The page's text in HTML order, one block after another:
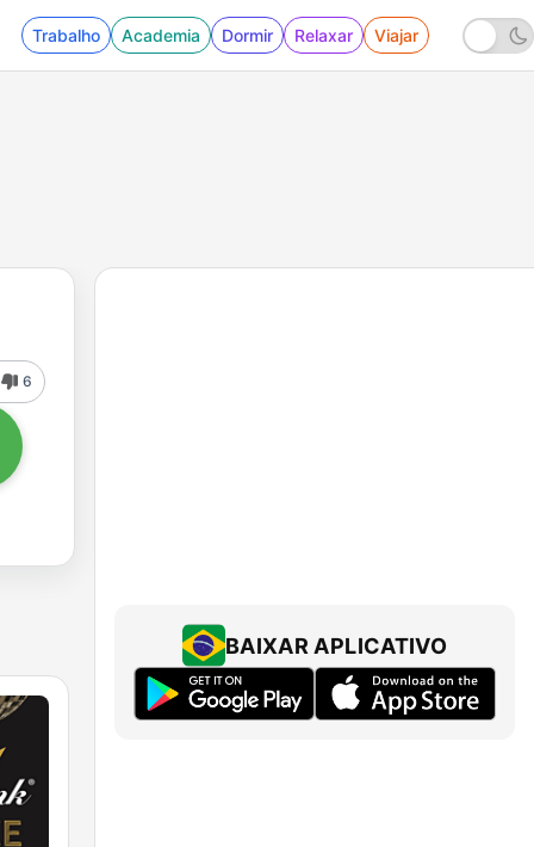
Trabalho Academia Dormir Relaxar Viajar
6
BAIXAR APLICATIVO